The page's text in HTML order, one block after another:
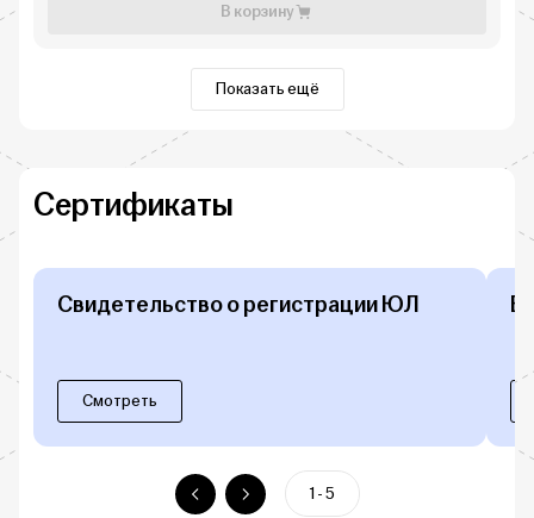
В корзину
Показать ещё
Сертификаты
Свидетельство о регистрации ЮЛ
Смотреть
1 - 5